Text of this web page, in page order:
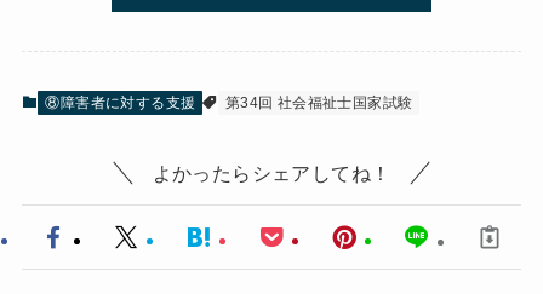
⑧障害者に対する支援 第34回 社会福祉士国家試験
よかったらシェアしてね！